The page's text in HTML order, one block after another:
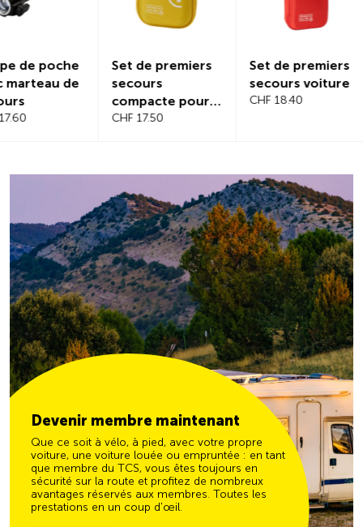
Set de premiers
secours
compacte pour
voyage
CHF 17.50
Set de premiers
secours voiture
CHF 18.40
pare-
Devenir membre maintenant
Que ce soit à vélo, à pied, avec votre propre
voiture, une voiture louée ou empruntée : en tant
que membre du TCS, vous êtes toujours en
sécurité sur la route et profitez de nombreux
avantages réservés aux membres. Toutes les
prestations en un coup d'œil.